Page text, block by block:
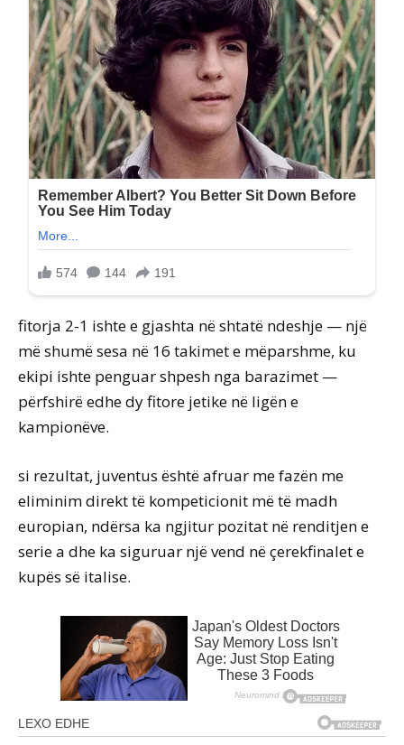
fitorja 2-1 ishte e gjashta në shtatë ndeshje — një
më shumë sesa në 16 takimet e mëparshme, ku
ekipi ishte penguar shpesh nga barazimet —
përfshirë edhe dy fitore jetike në ligën e
kampionëve.
si rezultat, juventus është afruar me fazën me
eliminim direkt të kompeticionit më të madh
europian, ndërsa ka ngjitur pozitat në renditjen e
serie a dhe ka siguruar një vend në çerekfinalet e
kupës së italise.